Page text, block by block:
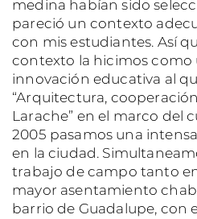
medina habían sido
pareció un contexto
con mis estudiantes. Así
contexto la hicimos
innovación educativa al
“Arquitectura,
Larache” en el marco del
2005 pasamos una
en la ciudad.
trabajo de campo tanto
mayor asentamiento
barrio de Guadalupe, con